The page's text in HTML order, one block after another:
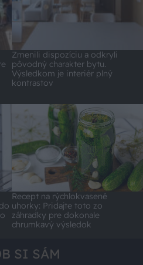
Zmenili dispozíciu a odkryli
pôvodný charakter bytu.
Výsledkom je interiér plný
kontrastov
Recept na rýchlokvasené
uhorky: Pridajte toto zo
záhradky pre dokonale
chrumkavý výsledok
SI SÁM